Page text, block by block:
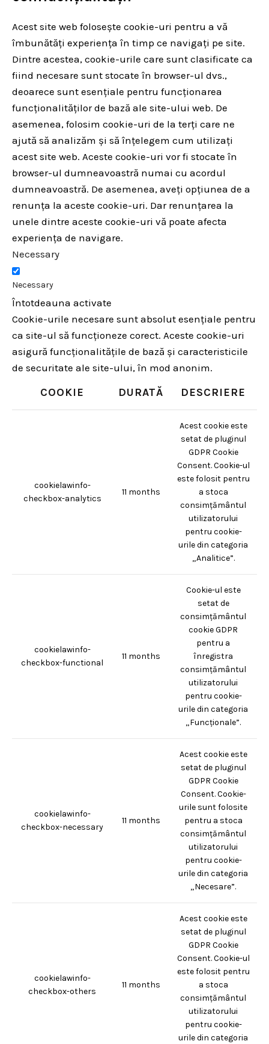
Acest site web folosește cookie-uri pentru a vă
îmbunătăți experiența în timp ce navigați pe site.
Dintre acestea, cookie-urile care sunt clasificate ca
fiind necesare sunt stocate în browser-ul dvs.,
deoarece sunt esențiale pentru funcționarea
funcționalităților de bază ale site-ului web. De
asemenea, folosim cookie-uri de la terți care ne
ajută să analizăm și să înțelegem cum utilizați
acest site web. Aceste cookie-uri vor fi stocate în
browser-ul dumneavoastră numai cu acordul
dumneavoastră. De asemenea, aveți opțiunea de a
renunța la aceste cookie-uri. Dar renunțarea la
unele dintre aceste cookie-uri vă poate afecta
experiența de navigare.
Necessary
Necessary
Întotdeauna activate
Cookie-urile necesare sunt absolut esențiale pentru
ca site-ul să funcționeze corect. Aceste cookie-uri
asigură funcționalitățile de bază și caracteristicile
de securitate ale site-ului, în mod anonim.
COOKIE DURATĂ DESCRIERE
cookielawinfo-
checkbox-analytics
11 months
Acest cookie este
setat de pluginul
GDPR Cookie
Consent. Cookie-ul
este folosit pentru
a stoca
consimțământul
utilizatorului
pentru cookie-
urile din categoria
„Analitice”.
cookielawinfo-
checkbox-functional
11 months
Cookie-ul este
setat de
consimțământul
cookie GDPR
pentru a
înregistra
consimțământul
utilizatorului
pentru cookie-
urile din categoria
„Funcționale”.
cookielawinfo-
checkbox-necessary
11 months
Acest cookie este
setat de pluginul
GDPR Cookie
Consent. Cookie-
urile sunt folosite
pentru a stoca
consimțământul
utilizatorului
pentru cookie-
urile din categoria
„Necesare”.
cookielawinfo-
checkbox-others
11 months
Acest cookie este
setat de pluginul
GDPR Cookie
Consent. Cookie-ul
este folosit pentru
a stoca
consimțământul
utilizatorului
pentru cookie-
urile din categoria